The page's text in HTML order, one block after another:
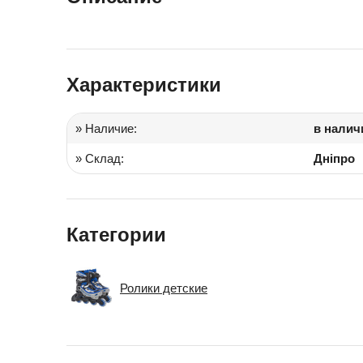
Характеристики
» Наличие: в
» Склад: Дніпро
Категории
Ролики детские